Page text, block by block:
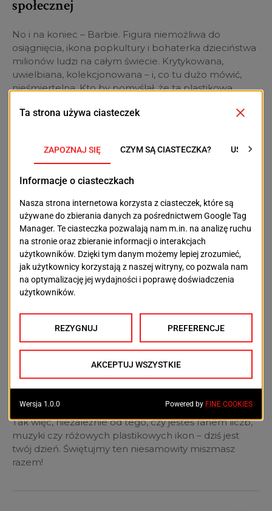
społecznej
No i na koniec – Barbie. Figura niemożliwa do
osiągnięcia, ikona popkultury i bohaterka dzieciństwa
milionów ludzi na całym świecie. Krytykowana,
uwielbiana, kolekcjonowana – i, co tu dużo mówić,
nieśmiertelna. Kto by pomyślał, że ta plastikowa
przejdzie tak długą drogę od stereotypowej
pierwsze święto dnia), niemal każda dziewczynka
miała w dzieciństwie co najmniej jedną lalkę Barbie. A
jeśli nie miała? Cóż, na pewno znała kogoś, kto miał.
Święto Barbie to idealny moment, by uhonorować nie
tylko samą lalkę, ale i cały fenomen, który od lat budzi
skrajne emocje – od uwielbienia po feministyczną
krytykę.
Co mają ze sobą wspólnego statystyka,
didżeje i Barbie?
Na pierwszy rzut oka niewiele. Ale gdyby tak się
zastanowić… statystycy mogliby policzyć, ile razy w
radiu leciało „Barbie Girl”, didżeje mogliby puścić ją na
imprezie, a Barbie – no cóż, ona po prostu byłaby w
Tak więc, niezależnie od tego, czy jesteś fanem liczb,
muzyki czy różowych plastikowych ikon – dziś jest
twój dzień. Świętujmy ten niesamowity miszmasz
razem!